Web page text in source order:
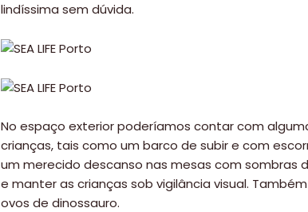
lindíssima sem dúvida.
No espaço exterior poderíamos contar com
crianças, tais como um barco de subir e com
um merecido descanso nas mesas com sombras
e manter as crianças sob vigilância visual.
ovos de dinossauro.